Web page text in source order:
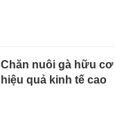
Chăn nuôi gà hữu
hiệu quả kinh tế cao